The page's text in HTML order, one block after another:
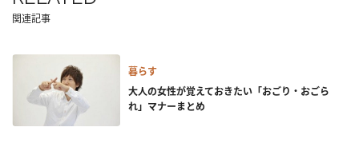
関連記事
暮らす
大人の女性が覚えておきたい「おごり・おごら
れ」マナーまとめ